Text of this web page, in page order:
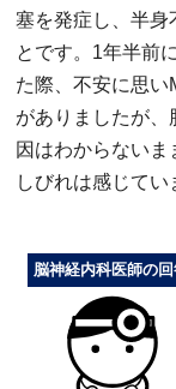
塞を発症し、半身
とです。1年半前
た際、不安に思い
がありましたが
因はわからないま
しびれは感じてい
脳神経内科医師の